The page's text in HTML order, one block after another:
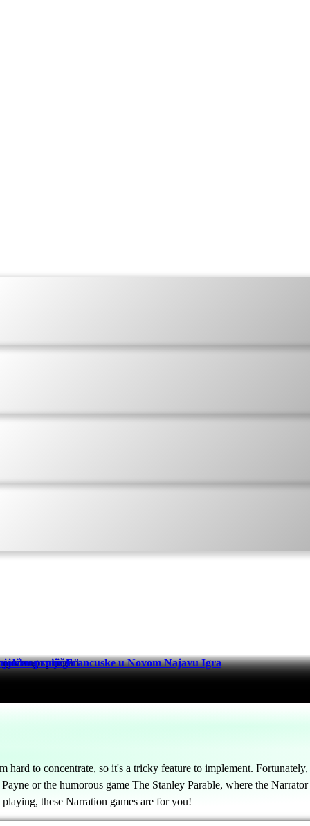
novom pričom
snijega"
protiv Francuske u Novom Najavu Igra
hard to concentrate, so it's a tricky feature to implement.
or the humorous game The Stanley Parable, where the
these Narration games are for you!